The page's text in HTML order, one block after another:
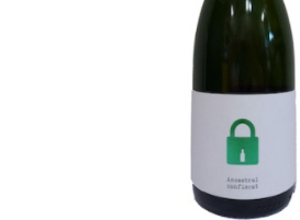
Política de privacidad